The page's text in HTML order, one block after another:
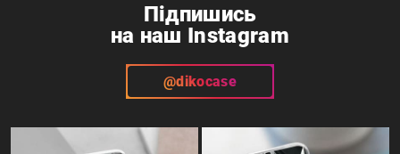
Підпишись
на наш Instagram
@dikocase